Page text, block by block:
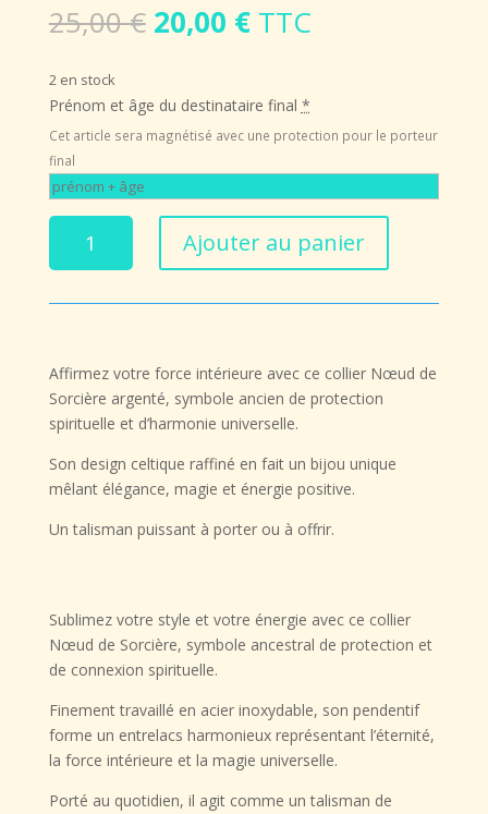
25,00€ Le
prix
était :
25,00 €.
20,00 €Le
prix
est :
20,00 €.
TTC
2 en stock
Prénom et âge du destinataire final *
Cet article sera magnétisé avec une protection pour le porteur
final
Nœud
Argenté
–
Protection,
Énergie
Ajouter au panier
Affirmez votre force intérieure avec ce collier Nœud de
Sorcière argenté, symbole ancien de protection
spirituelle et d’harmonie universelle.
Son design celtique raffiné en fait un bijou unique
mêlant élégance, magie et énergie positive.
Un talisman puissant à porter ou à offrir.
Sublimez votre style et votre énergie avec ce collier
Nœud de Sorcière, symbole ancestral de protection et
de connexion spirituelle.
Finement travaillé en acier inoxydable, son pendentif
forme un entrelacs harmonieux représentant l’éternité,
la force intérieure et la magie universelle.
Porté au quotidien, il agit comme un talisman de